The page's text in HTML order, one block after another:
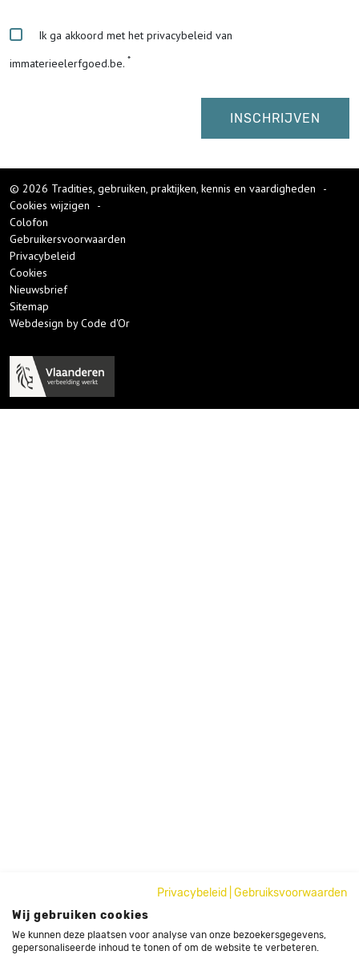
Ik ga akkoord met het privacybeleid van
immaterieelerfgoed.be.
© 2026 Tradities, gebruiken, praktijken, kennis en vaardigheden
-
Cookies wijzigen
-
Colofon
Gebruikersvoorwaarden
Privacybeleid
Cookies
Nieuwsbrief
Sitemap
Webdesign by Code d'Or
Privacybeleid
Gebruiksvoorwaarden
Wij gebruiken cookies
We kunnen deze plaatsen voor analyse van onze bezoekersgegevens,
gepersonaliseerde inhoud te tonen of om de website te verbeteren.